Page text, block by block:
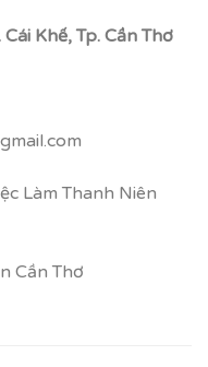
Khế, Tp. Cần Thơ
Làm Thanh Niên
Cần Thơ